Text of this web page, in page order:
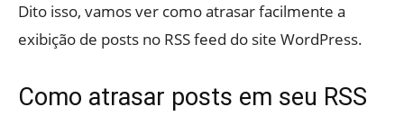
Dito isso, vamos ver como atrasar facilmente a
exibição de posts no RSS feed do site WordPress.
Como atrasar posts em seu RSS